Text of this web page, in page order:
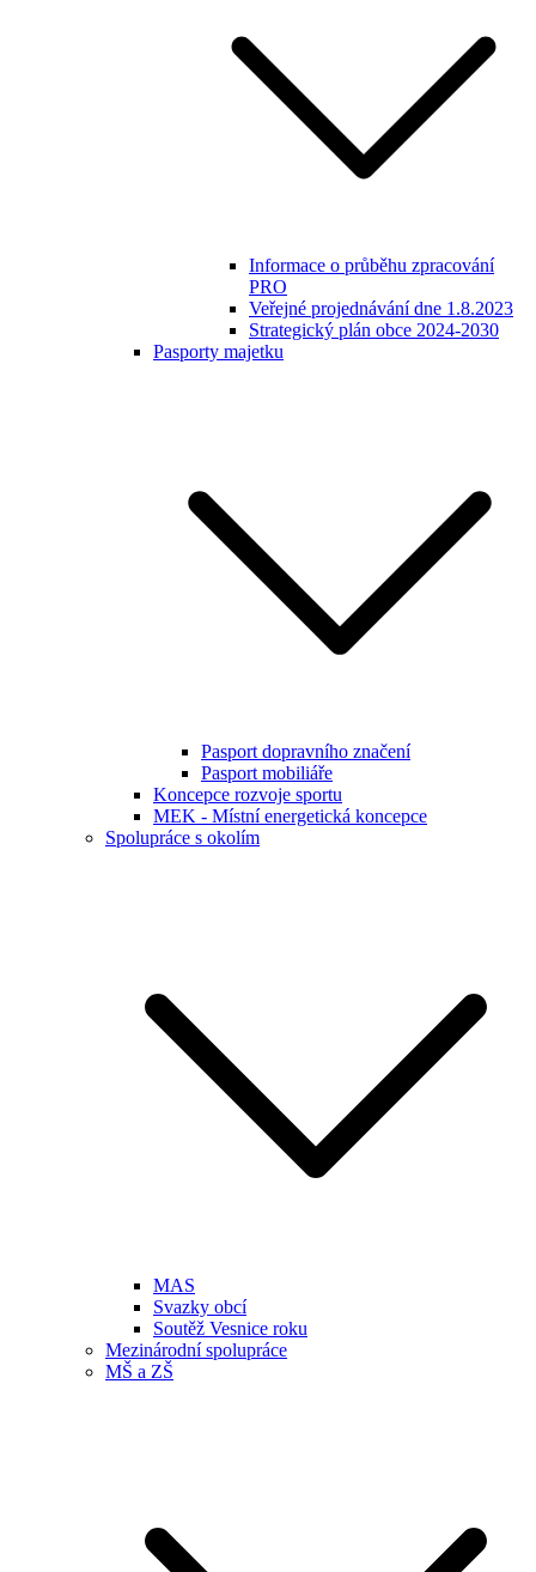
Informace o průběhu zpracování
PRO
Veřejné projednávání dne 1.8.2023
Strategický plán obce 2024-2030
Pasporty majetku
Pasport dopravního značení
Pasport mobiliáře
Koncepce rozvoje sportu
MEK - Místní energetická koncepce
Spolupráce s okolím
MAS
Svazky obcí
Soutěž Vesnice roku
Mezinárodní spolupráce
MŠ a ZŠ